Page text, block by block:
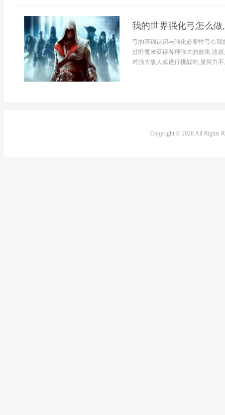
我的世界强化弓怎么
弓的基础认识与强化必要性弓在
过附魔来获得各种强大的效果,这
对强大敌人或进行挑战时,显得力
Copyright © 2026 All Rights